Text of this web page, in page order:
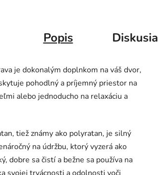
Popis Diskusia
je dokonalým doplnkom na váš dvor,
pohodlný a príjemný priestor na
alebo jednoducho na relaxáciu a
tiež známy ako polyratan, je silný
na údržbu, ktorý vyzerá ako
dobre sa čistí a bežne sa používa na